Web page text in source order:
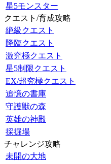
星5モンスター
クエスト/育成攻略
絶級クエスト
降臨クエスト
激究極クエスト
星5制限クエスト
EX/超究極クエスト
追憶の書庫
守護獣の森
英雄の神殿
採掘場
チャレンジ攻略
未開の大地